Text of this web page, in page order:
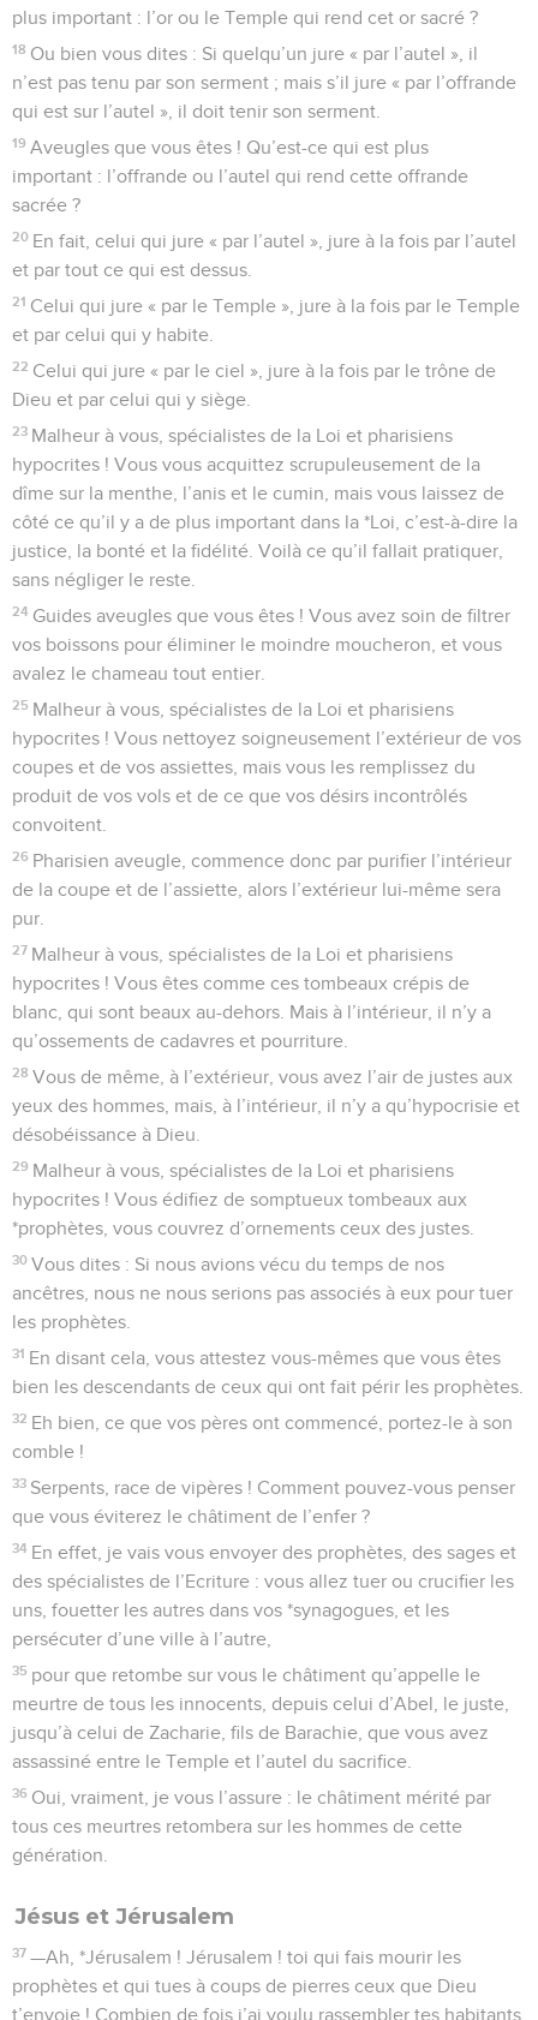
plus important : l’or ou le Temple qui rend cet or sacré ?
18 Ou bien vous dites : Si quelqu’un jure « par l’autel », il
n’est pas tenu par son serment ; mais s’il jure « par l’offrande
qui est sur l’autel », il doit tenir son serment.
19 Aveugles que vous êtes ! Qu’est-ce qui est plus
important : l’offrande ou l’autel qui rend cette offrande
sacrée ?
20 En fait, celui qui jure « par l’autel », jure à la fois par l’autel
et par tout ce qui est dessus.
21 Celui qui jure « par le Temple », jure à la fois par le Temple
et par celui qui y habite.
22 Celui qui jure « par le ciel », jure à la fois par le trône de
Dieu et par celui qui y siège.
23 Malheur à vous, spécialistes de la Loi et pharisiens
hypocrites ! Vous vous acquittez scrupuleusement de la
dîme sur la menthe, l’anis et le cumin, mais vous laissez de
côté ce qu’il y a de plus important dans la *Loi, c’est-à-dire la
justice, la bonté et la fidélité. Voilà ce qu’il fallait pratiquer,
sans négliger le reste.
24 Guides aveugles que vous êtes ! Vous avez soin de filtrer
vos boissons pour éliminer le moindre moucheron, et vous
avalez le chameau tout entier.
25 Malheur à vous, spécialistes de la Loi et pharisiens
hypocrites ! Vous nettoyez soigneusement l’extérieur de vos
coupes et de vos assiettes, mais vous les remplissez du
produit de vos vols et de ce que vos désirs incontrôlés
convoitent.
26 Pharisien aveugle, commence donc par purifier l’intérieur
de la coupe et de l’assiette, alors l’extérieur lui-même sera
pur.
27 Malheur à vous, spécialistes de la Loi et pharisiens
hypocrites ! Vous êtes comme ces tombeaux crépis de
blanc, qui sont beaux au-dehors. Mais à l’intérieur, il n’y a
qu’ossements de cadavres et pourriture.
28 Vous de même, à l’extérieur, vous avez l’air de justes aux
yeux des hommes, mais, à l’intérieur, il n’y a qu’hypocrisie et
désobéissance à Dieu.
29 Malheur à vous, spécialistes de la Loi et pharisiens
hypocrites ! Vous édifiez de somptueux tombeaux aux
*prophètes, vous couvrez d’ornements ceux des justes.
30 Vous dites : Si nous avions vécu du temps de nos
ancêtres, nous ne nous serions pas associés à eux pour tuer
les prophètes.
31 En disant cela, vous attestez vous-mêmes que vous êtes
bien les descendants de ceux qui ont fait périr les prophètes.
32 Eh bien, ce que vos pères ont commencé, portez-le à son
comble !
33 Serpents, race de vipères ! Comment pouvez-vous penser
que vous éviterez le châtiment de l’enfer ?
34 En effet, je vais vous envoyer des prophètes, des sages et
des spécialistes de l’Ecriture : vous allez tuer ou crucifier les
uns, fouetter les autres dans vos *synagogues, et les
persécuter d’une ville à l’autre,
35 pour que retombe sur vous le châtiment qu’appelle le
meurtre de tous les innocents, depuis celui d’Abel, le juste,
jusqu’à celui de Zacharie, fils de Barachie, que vous avez
assassiné entre le Temple et l’autel du sacrifice.
36 Oui, vraiment, je vous l’assure : le châtiment mérité par
tous ces meurtres retombera sur les hommes de cette
génération.
Jésus et Jérusalem
37 —Ah, *Jérusalem ! Jérusalem ! toi qui fais mourir les
prophètes et qui tues à coups de pierres ceux que Dieu
t’envoie ! Combien de fois j’ai voulu rassembler tes habitants